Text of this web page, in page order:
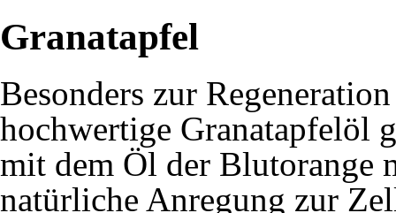
Granatapfel
Besonders zur
hochwertige Granatapfelöl
mit dem Öl der Blutorange
natürliche Anregung zur